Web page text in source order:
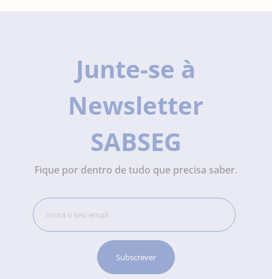
Junte-se à
Newsletter
SABSEG
Fique por dentro de tudo que precisa saber.